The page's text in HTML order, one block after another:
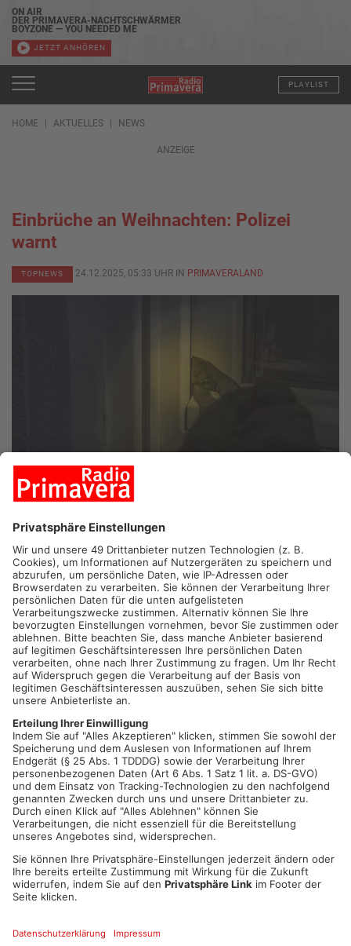
ON AIR
DER PRIMAVERA-NACHTSCHWÄRMER
BOYZONE — YOU NEEDED ME
JETZT ANHÖREN
PLAYLIST
HOME AKTUELLES NEWS
ANZEIGE
Einbrüche an Weihnachten: Polizei
warnt
TOPNEWS 24.12.2025, 05:33 UHR IN PRIMAVERALAND
ASCHAFFENBURG/SULZBACH/KLEINWALLSTADT.Im
Primaveraland sind über Weihnachten viele Wohnungen und
Häuser leer. Für Einbrecher ist das eine Einladung.
Deshalb rät die Polizei aktuell zu besonderer Vorsicht.
In den vergangenen Tagen kam es unter anderem in
Aschaffenburg, Glattbach, Haibach, Sulzbach am Main und in
Kleinwallstadt zu mehreren Einbrüchen und
Einbruchsversuchen. Gestohlen wurden unter anderem
Schmuck, Bargeld und Werkzeuge. Die Polizei rät besonders
während der Weihnachtsfeiertage dazu, Türen und Fenster bei
sollten vermieden und Haustürschlüssel nicht draußen
versteckt werden. Rollläden, die tagsüber geöffnet und nachts
geschlossen sind, können zusätzlich den Eindruck erwecken,
dass jemand im Haus ist und abschreckend wirken.
Artikel teilen
ANZEIGE